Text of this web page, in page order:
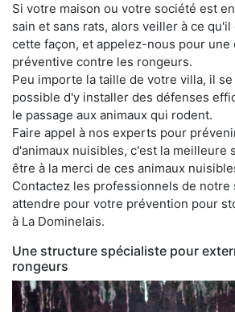
Si votre maison ou votre société est
sain et sans rats, alors veiller à ce
cette façon, et appelez-nous pour une
préventive contre les rongeurs.
Peu importe la taille de votre villa, il
possible d'y installer des défenses
le passage aux animaux qui rodent.
Faire appel à nos experts pour
d'animaux nuisibles, c'est la meilleure
être à la merci de ces animaux
Contactez les professionnels de notre
attendre pour votre prévention pour
à La Dominelais.
Une structure spécialiste pour
rongeurs